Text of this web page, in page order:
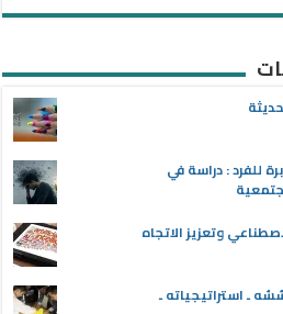
للفرد : دراسة في
وتعزيز الاتجاه
ـ استراتيجياته ـ